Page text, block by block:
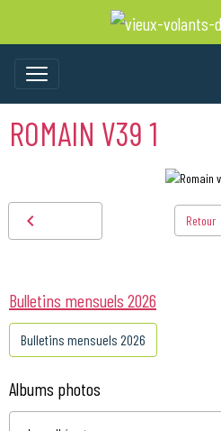
ROMAIN V39 1
Retour
Bulletins mensuels 2026
Bulletins mensuels 2026
Albums photos